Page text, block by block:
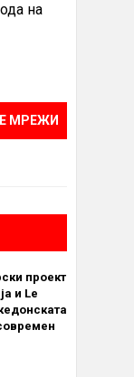
на
МРЕЖИ
проект
и Le